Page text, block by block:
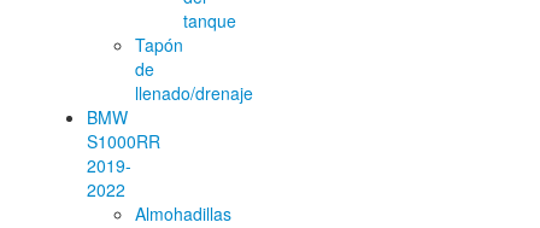
tanque
Tapón
de
llenado/drenaje
BMW
S1000RR
2019-
2022
Almohadillas